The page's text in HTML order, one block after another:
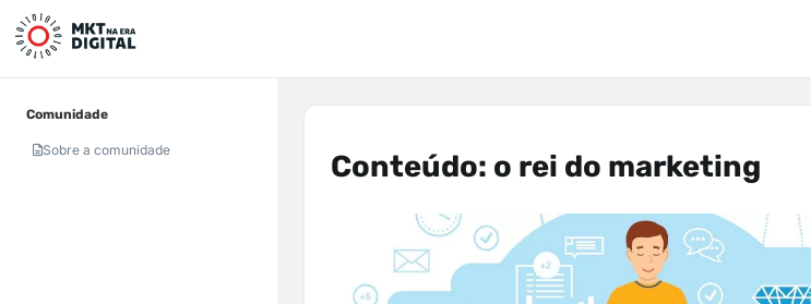
Comunidade
Sobre a comunidade Conteúdo: o rei do marketing